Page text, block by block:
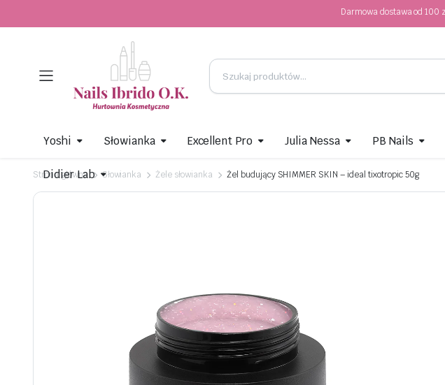
Darmowa dostawa od 100
Yoshi Słowianka Excellent Pro Julia Nessa PB Nails
Didier Lab
Strona główna Słowianka Żele słowianka Żel budujący SHIMMER SKIN – ideal tixotropic 50g